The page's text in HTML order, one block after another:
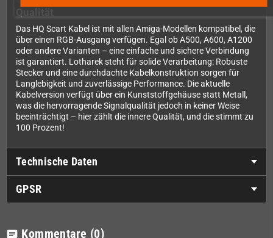
Das HQ Scart Kabel ist mit allen Amiga-Modellen kompatibel, die
über einen RGB-Ausgang verfügen. Egal ob A500, A600, A1200
oder andere Varianten – eine einfache und sichere Verbindung
ist garantiert. Lotharek steht für solide Verarbeitung: Robuste
Stecker und eine durchdachte Kabelkonstruktion sorgen für
Langlebigkeit und zuverlässige Performance. Die aktuelle
Kabelversion verfügt über ein Kunststoffgehäuse statt Metall,
was die hervorragende Signalqualität jedoch in keiner Weise
beeinträchtigt – hier zählt die innere Qualität, und die stimmt zu
100 Prozent!
Technische Daten
GPSR
chat Kommentare (0)